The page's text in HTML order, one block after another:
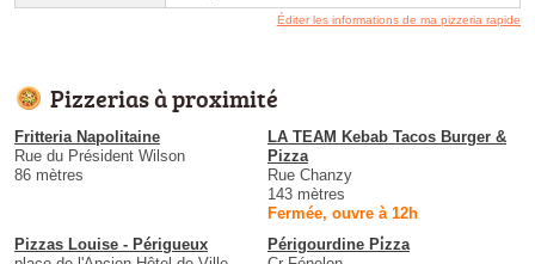
Éditer les informations de ma pizzeria rapide
Pizzerias à proximité
Fritteria Napolitaine
Rue du Président Wilson
86 mètres
LA TEAM Kebab Tacos Burger &
Pizza
Rue Chanzy
143 mètres
Fermée, ouvre à 12h
Pizzas Louise - Périgueux
Périgourdine Pi̇zza